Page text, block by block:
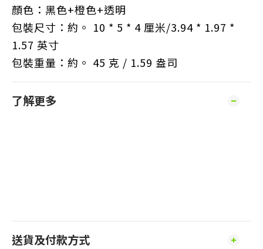
顏色：黑色+橙色+透明
包裝尺寸：約。 10 * 5 * 4 厘米/3.94 * 1.97 *
1.57 英寸
包裝重量：約。 45 克 / 1.59 盎司
了解更多
送貨及付款方式